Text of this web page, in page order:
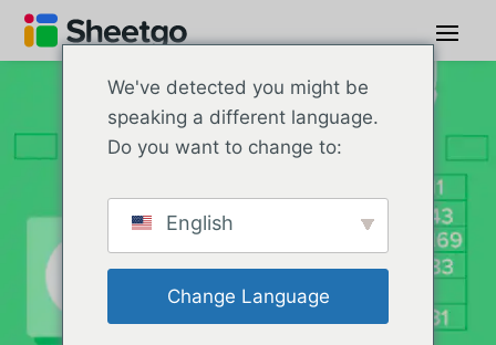
We've detected you might be
speaking a different language.
Do you want to change to:
English
Change Language